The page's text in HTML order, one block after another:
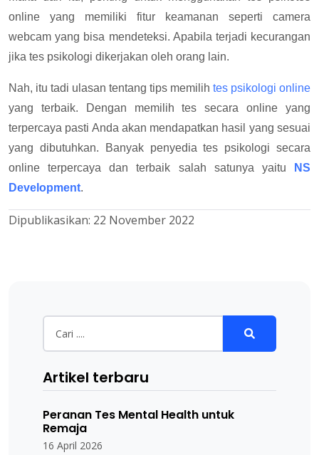
online yang memiliki fitur keamanan seperti camera
webcam yang bisa mendeteksi. Apabila terjadi kecurangan
jika tes psikologi dikerjakan oleh orang lain.
Nah, itu tadi ulasan tentang tips memilih tes psikologi online
yang terbaik. Dengan memilih tes secara online yang
terpercaya pasti Anda akan mendapatkan hasil yang sesuai
yang dibutuhkan. Banyak penyedia tes psikologi secara
online terpercaya dan terbaik salah satunya yaitu
NS
Development.
Dipublikasikan: 22 November 2022
Artikel terbaru
Peranan Tes Mental Health untuk
Remaja
16 April 2026